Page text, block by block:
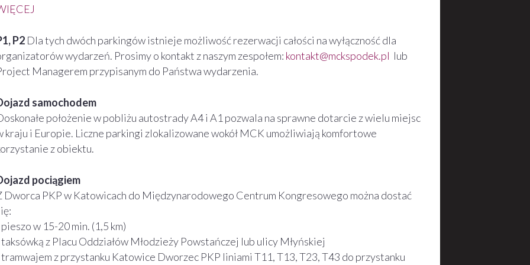
P2 Dla tych dwóch parkingów istnieje możliwość rezerwacji całości na wyłączność dla
wydarzeń. Prosimy o kontakt z naszym zespołem: kontakt@mckspodek.pl lub
Managerem przypisanym do Państwa wydarzenia.
samochodem
położenie w pobliżu autostrady A4 i A1 pozwala na sprawne dotarcie z wielu miejsc
kraju i Europie. Liczne parkingi zlokalizowane wokół MCK umożliwiają komfortowe
z obiektu.
pociągiem
Dworca PKP w Katowicach do Międzynarodowego Centrum Kongresowego można dostać
w 15-20 min. (1,5 km)
z Placu Oddziałów Młodzieży Powstańczej lub ulicy Młyńskiej
z przystanku Katowice Dworzec PKP liniami T11, T13, T23, T43 do przystanku